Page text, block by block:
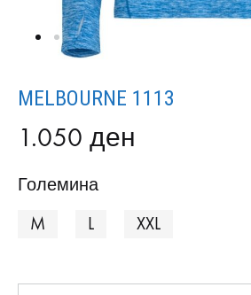
MELBOURNE 1113
1.050 ден
Големина
M
L XXL